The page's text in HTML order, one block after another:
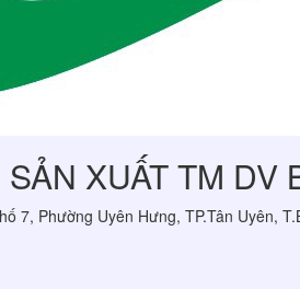
XUẤT TM DV
7, Phường Uyên Hưng, TP.Tân Uyên,